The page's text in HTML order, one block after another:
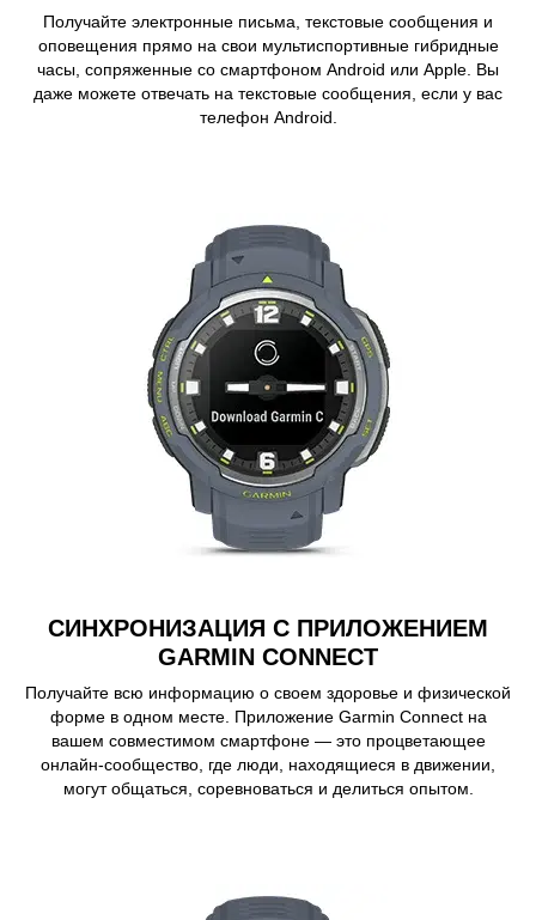
Получайте электронные письма, текстовые сообщения и
оповещения прямо на свои мультиспортивные гибридные
часы, сопряженные со смартфоном Android или Apple. Вы
даже можете отвечать на текстовые сообщения, если у вас
телефон Android.
СИНХРОНИЗАЦИЯ С ПРИЛОЖЕНИЕМ
GARMIN CONNECT
Получайте всю информацию о своем здоровье и физической
форме в одном месте. Приложение Garmin Connect на
вашем совместимом смартфоне — это процветающее
онлайн-сообщество, где люди, находящиеся в движении,
могут общаться, соревноваться и делиться опытом.